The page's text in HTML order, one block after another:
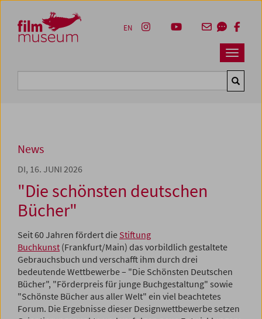
Zum Inhalt
Zum Hauptmenü
Zur Servicenavigation
Zum Suche
Navbar
EN
News
DI, 16. JUNI 2026
"Die schönsten deutschen
Bücher"
Seit 60 Jahren fördert die Stiftung
Buchkunst (Frankfurt/Main) das vorbildlich gestaltete
Gebrauchsbuch und verschafft ihm durch drei
bedeutende Wettbewerbe – "Die Schönsten Deutschen
Bücher", "Förderpreis für junge Buchgestaltung" sowie
"Schönste Bücher aus aller Welt" ein viel beachtetes
Forum. Die Ergebnisse dieser Designwettbewerbe setzen